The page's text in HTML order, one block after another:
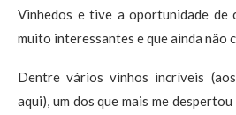
Vinhedos e tive a oportunidade de
muito interessantes e que ainda não
Dentre vários vinhos incríveis
aqui), um dos que mais me